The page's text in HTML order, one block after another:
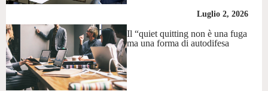
Luglio 2, 2026
Il “quiet quitting non è una fuga
ma una forma di autodifesa